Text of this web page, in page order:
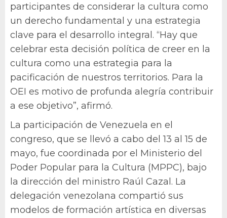
participantes de considerar la cultura como
un derecho fundamental y una estrategia
clave para el desarrollo integral. “Hay que
celebrar esta decisión política de creer en la
cultura como una estrategia para la
pacificación de nuestros territorios. Para la
OEI es motivo de profunda alegría contribuir
a ese objetivo”, afirmó.
La participación de Venezuela en el
congreso, que se llevó a cabo del 13 al 15 de
mayo, fue coordinada por el Ministerio del
Poder Popular para la Cultura (MPPC), bajo
la dirección del ministro Raúl Cazal. La
delegación venezolana compartió sus
modelos de formación artística en diversas